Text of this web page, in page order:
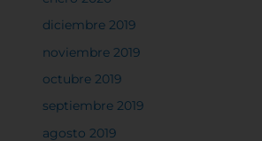
diciembre 2019
noviembre 2019
octubre 2019
septiembre 2019
agosto 2019
Rechazar todas
Confirmar mis